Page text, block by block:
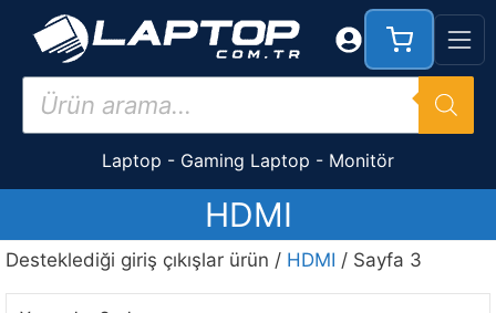
İçeriğe
Products
search
Laptop - Gaming Laptop - Monitör
HDMI
Desteklediği giriş çıkışlar ürün / HDMI / Sayfa 3